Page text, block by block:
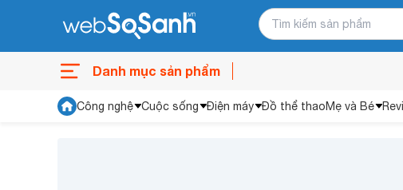
Danh mục sản phẩm
Công nghệ Cuộc sống Điện máy Đồ thể thaoMẹ và Bé